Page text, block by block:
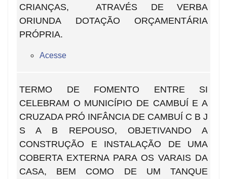
CRIANÇAS, ATRAVÉS DE VERBA
ORIUNDA DOTAÇÃO ORÇAMENTÁRIA
PRÓPRIA.
Acesse
TERMO DE FOMENTO ENTRE SI
CELEBRAM O MUNICÍPIO DE CAMBUÍ E A
CRUZADA PRÓ INFÂNCIA DE CAMBUÍ C B J
S A B REPOUSO, OBJETIVANDO A
CONSTRUÇÃO E INSTALAÇÃO DE UMA
COBERTA EXTERNA PARA OS VARAIS DA
CASA, BEM COMO DE UM TANQUE